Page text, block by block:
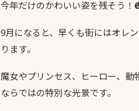
今年だけのかわいい姿を残そう！
9月になると、早くも街にはオレ
ります。
魔女やプリンセス、ヒーロー、
ならではの特別な光景です。